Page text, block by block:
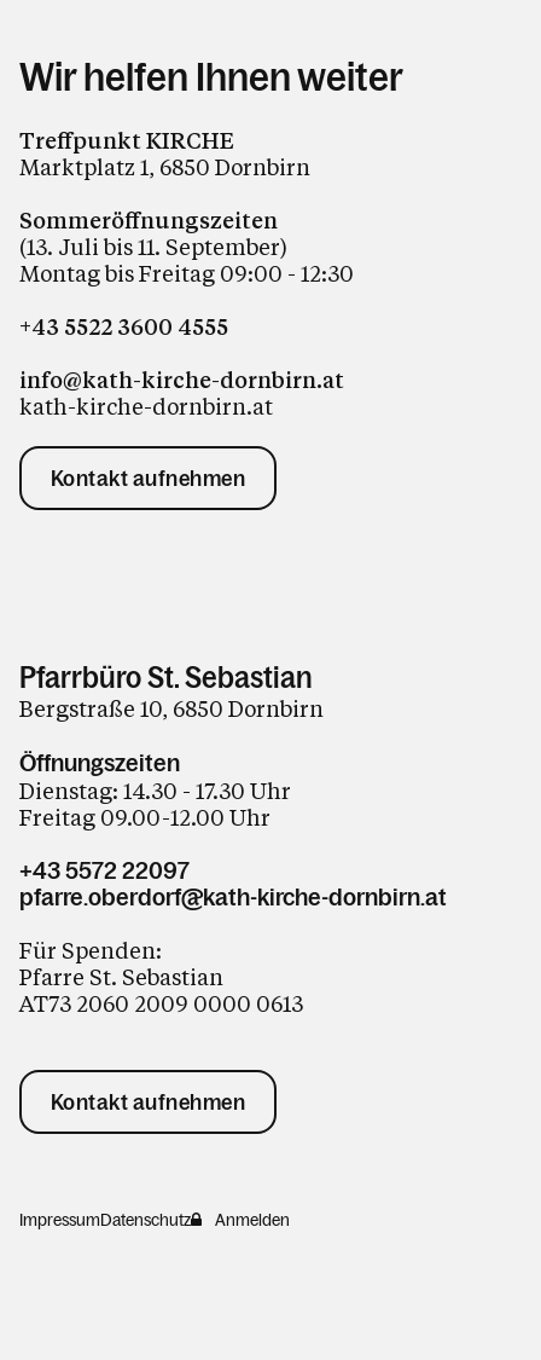
Wir helfen Ihnen weiter
Treffpunkt KIRCHE
Marktplatz 1, 6850 Dornbirn
Sommeröffnungszeiten
(13. Juli bis 11. September)
Montag bis Freitag 09:00 - 12:30
+43 5522 3600 4555
info@kath-kirche-dornbirn.at
kath-kirche-dornbirn.at
Kontakt aufnehmen
Pfarrbüro St. Sebastian
Bergstraße 10, 6850 Dornbirn
Öffnungszeiten
Dienstag: 14.30 - 17.30 Uhr
Freitag 09.00-12.00 Uhr
+43 5572 22097
pfarre.oberdorf@kath-kirche-dornbirn.at
Für Spenden:
Pfarre St. Sebastian
AT73 2060 2009 0000 0613
Kontakt aufnehmen
ImpressumDatenschutz Anmelden